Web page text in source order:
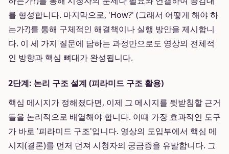
를 형성합니다. 마지막으로, 'How?' (그래서 어떻게 해야 하
는가?)를 통해 구체적인 해결책이나 실행 방안을 제시합니
다. 이 세 가지 질문에 답하는 과정만으로도 영상의 전체적
인 방향과 핵심 뼈대가 완성됩니다.
2단계: 논리 구조 설계 (피라미드 구조 활용)
핵심 메시지가 정해졌다면, 이제 그 메시지를 뒷받침할 근거
들을 논리적으로 배열해야 합니다. 이때 가장 효과적인 도구
가 바로 '피라미드 구조'입니다. 영상의 도입부에서 핵심 메
시지(결론)를 먼저 던져 시청자의 궁금증을 유발합니다. 그